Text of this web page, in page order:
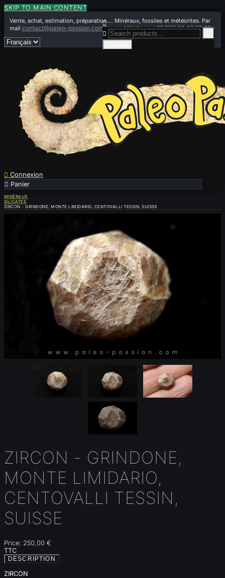
SKIP TO MAIN CONTENT
Vente, achat, estimation, préparation.... Minéraux, fossiles et météorites. Par
mailcontact@paleo-passion.comou par téléphone+33 (0)6 01 42 67 49
 Connexion
 Panier


MINÉRAUX
SILICATES
ZIRCON - GRINDONE, MONTE LIMIDARIO, CENTOVALLI TESSIN, SUISSE
ZIRCON - GRINDONE,
MONTE LIMIDARIO,
CENTOVALLI TESSIN,
SUISSE
Price: 250,00 €
TTC
DESCRIPTION
ZIRCON